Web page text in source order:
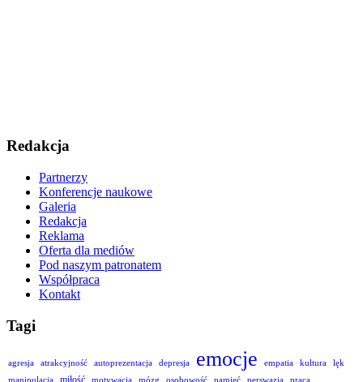
Redakcja
Partnerzy
Konferencje naukowe
Galeria
Redakcja
Reklama
Oferta dla mediów
Pod naszym patronatem
Współpraca
Kontakt
Tagi
agresja atrakcyjność autoprezentacja depresja emocje empatia kultura
lęk
manipulacja
miłość motywacja mózg osobowość pamięć perswazja
praca